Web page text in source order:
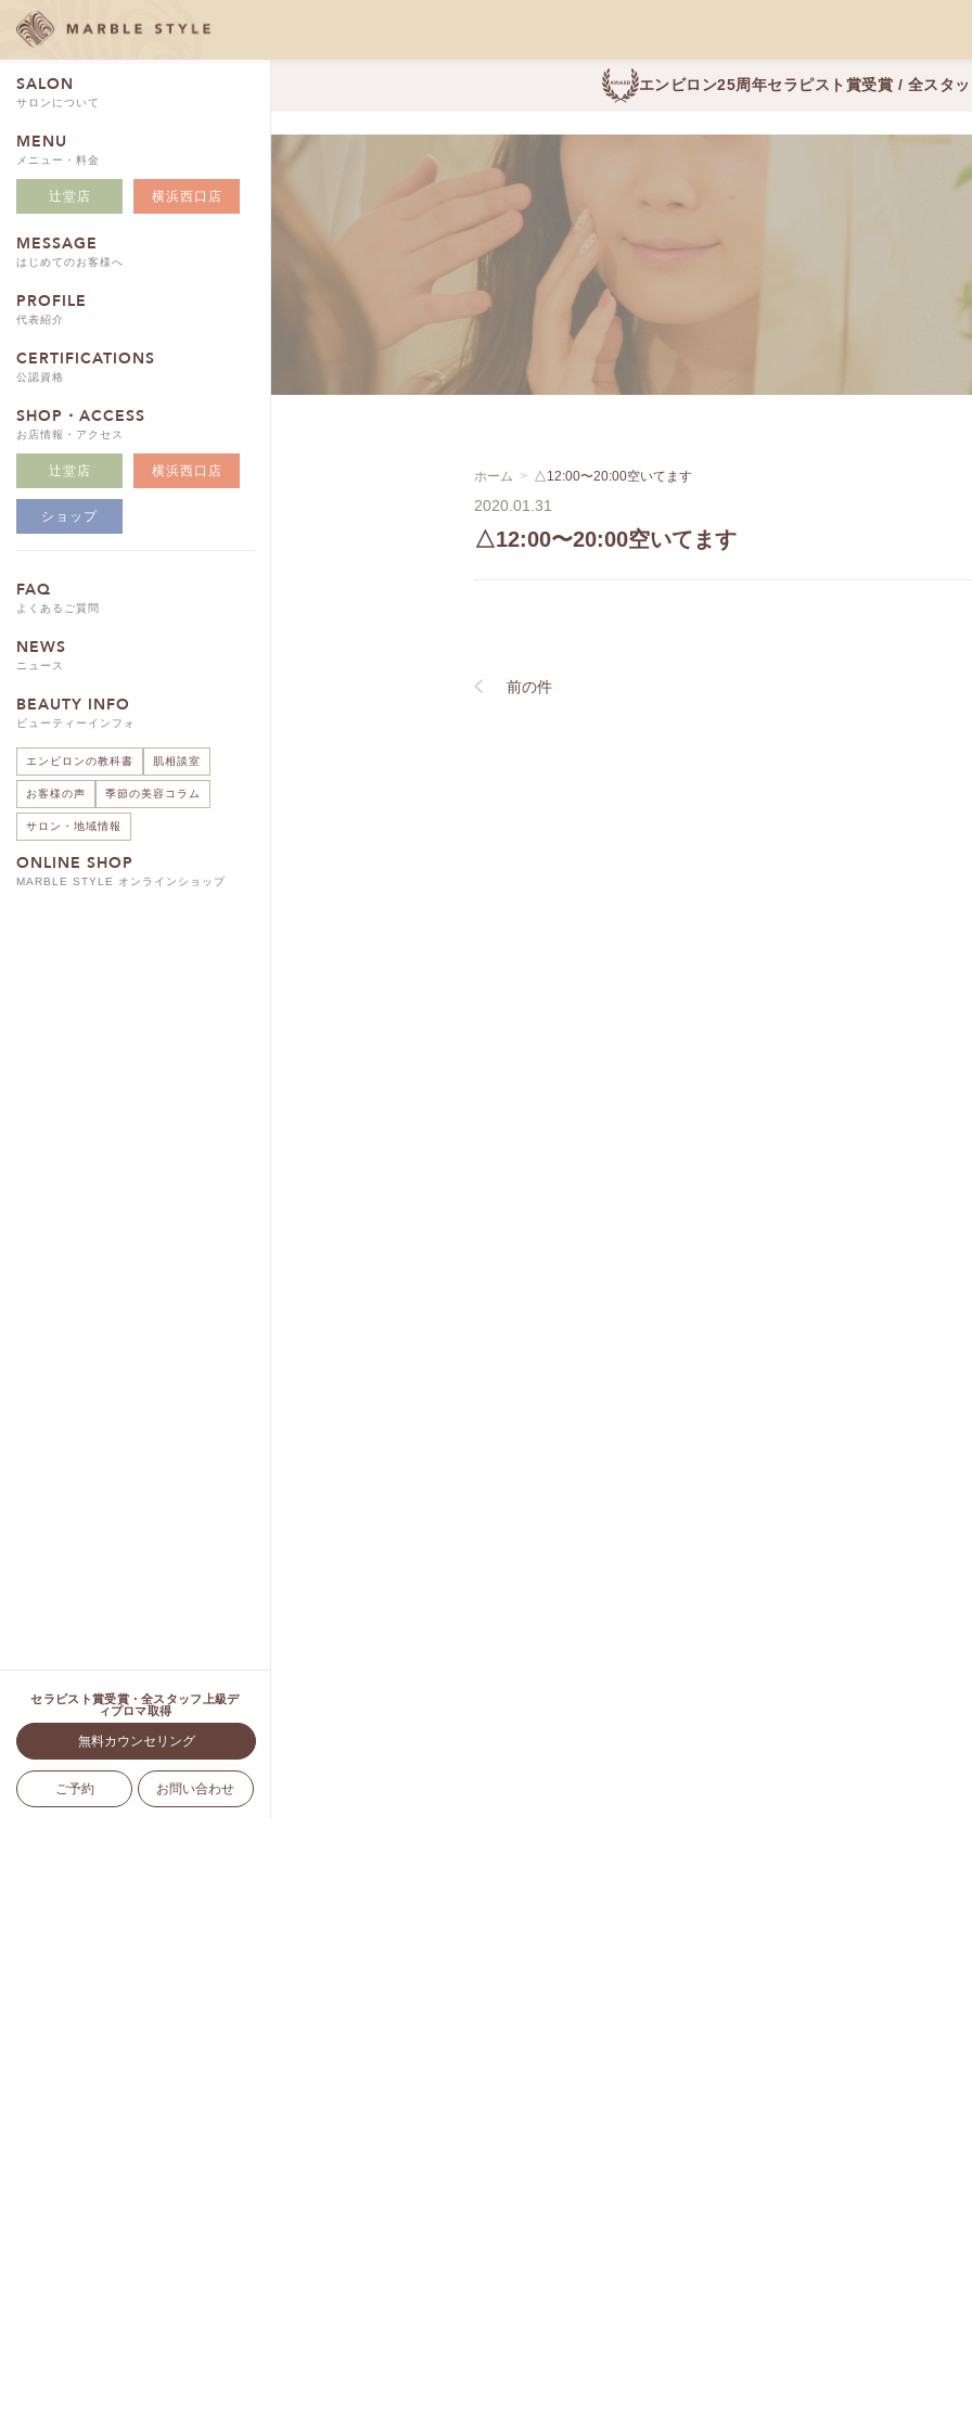
SALON
サロンについて
MENU
メニュー・料金
辻堂店 横浜西口店
MESSAGE
はじめてのお客様へ
PROFILE
代表紹介
CERTIFICATIONS
公認資格
SHOP・ACCESS
お店情報・アクセス
辻堂店 横浜西口店
ショップ
FAQ
よくあるご質問
NEWS
ニュース
BEAUTY INFO
ビューティーインフォ
エンビロンの教科書 肌相談室
お客様の声 季節の美容コラム
サロン・地域情報
ONLINE SHOP
MARBLE STYLE オンラインショップ
セラピスト賞受賞・全スタッフ上級デ
ィプロマ取得
無料カウンセリング
ご予約 お問い合わせ
エンビロン25周年セラピスト賞受賞 / 全スタ
ホーム △12:00〜20:00空いてます
2020.01.31
△12:00〜20:00空いてます
前の件